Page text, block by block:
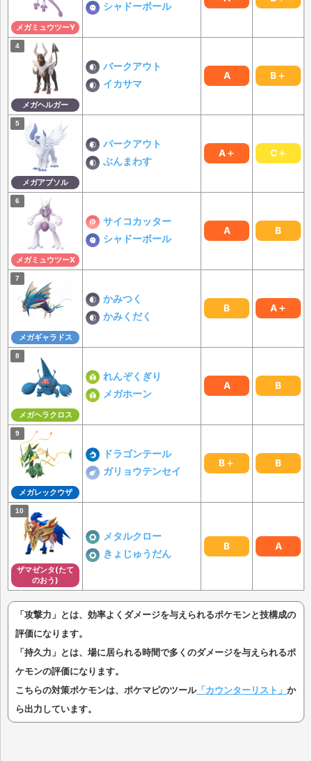
メガミュウツーY
シャドーボール
メガヘルガー
バークアウト
イカサマ
A B＋
メガアブソル
バークアウト
ぶんまわす
A＋ C＋
メガミュウツーX
サイコカッター
シャドーボール
A B
メガギャラドス
かみつく
かみくだく
B A＋
メガヘラクロス
れんぞくぎり
メガホーン
A B
メガレックウザ
ドラゴンテール
ガリョウテンセイ
B＋ B
ザマゼンタ(たて
のおう)
メタルクロー
きょじゅうだん
B A
「攻撃力」とは、効率よくダメージを与えられるポケモンと技構成の
評価になります。
「持久力」とは、場に居られる時間で多くのダメージを与えられるポ
ケモンの評価になります。
こちらの対策ポケモンは、ポケマピのツール「カウンターリスト」 か
ら出力しています。